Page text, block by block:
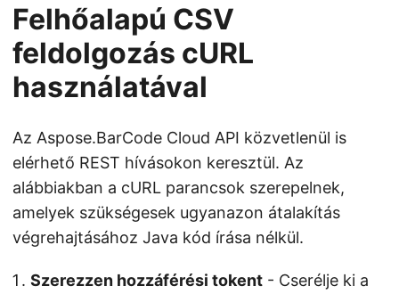
Felhőalapú CSV
feldolgozás cURL
használatával
Az Aspose.BarCode Cloud API közvetlenül is
elérhető REST hívásokon keresztül. Az
alábbiakban a cURL parancsok szerepelnek,
amelyek szükségesek ugyanazon átalakítás
végrehajtásához Java kód írása nélkül.
Szerezzen hozzáférési tokent - Cserélje ki a